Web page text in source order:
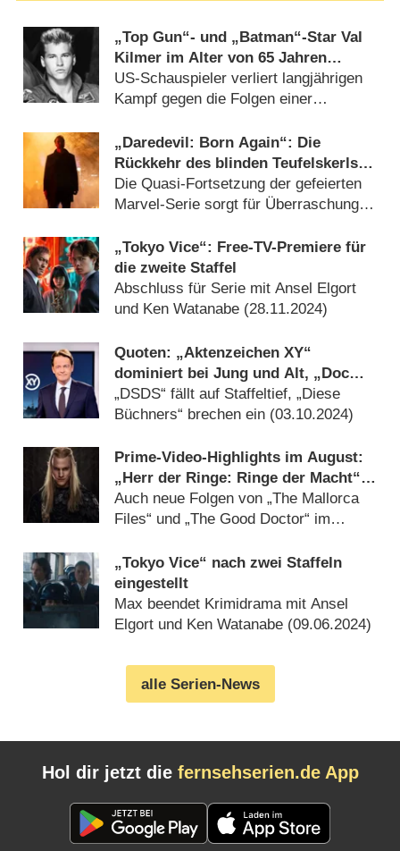
„Top Gun“- und „Batman“-Star Val
Kilmer im Alter von 65 Jahren
gestorben
US-Schauspieler verliert langjährigen
Kampf gegen die Folgen einer
„Daredevil: Born Again“: Die
Rückkehr des blinden Teufelskerls –
Review
Die Quasi-Fortsetzung der gefeierten
Marvel-Serie sorgt für Überraschungen
„Tokyo Vice“: Free-TV-Premiere für
die zweite Staffel
Abschluss für Serie mit Ansel Elgort
und Ken Watanabe (28.11.2024)
Quoten: „Aktenzeichen XY“
dominiert bei Jung und Alt, „Doc
Caro“ mit gutem Comeback
„DSDS“ fällt auf Staffeltief, „Diese
Büchners“ brechen ein (03.10.2024)
Prime-Video-Highlights im August:
„Herr der Ringe: Ringe der Macht“,
„Perfekt verpasst“ und „Arrow“
Auch neue Folgen von „The Mallorca
Files“ und „The Good Doctor“ im
„Tokyo Vice“ nach zwei Staffeln
eingestellt
Max beendet Krimidrama mit Ansel
Elgort und Ken Watanabe (09.06.2024)
alle Serien-News
Hol dir jetzt die fernsehserien.de App